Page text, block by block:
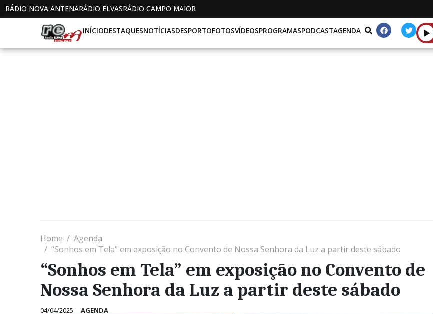
RÁDIO NOVA ANTENARÁDIO ELVASRÁDIO CAMPO MAIOR
INÍCIODESTAQUESNOTÍCIASDESPORTOFOTOSVÍDEOSPROGRAMASPODCASTAGENDA
Home
Agenda
“Sonhos em Tela” em exposição no Convento de Nossa Senhora da Luz a partir deste sábado
“Sonhos em Tela” em exposição no Convento de
Nossa Senhora da Luz a partir deste sábado
04/04/2025 AGENDA